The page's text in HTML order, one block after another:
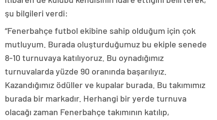
şu bilgileri verdi:
“Fenerbahçe futbol ekibine sahip olduğum için çok
mutluyum. Burada oluşturduğumuz bu ekiple senede
8-10 turnuvaya katılıyoruz. Bu oynadığımız
turnuvalarda yüzde 90 oranında başarılıyız.
Kazandığımız ödüller ve kupalar burada. Bu takımımız
burada bir markadır. Herhangi bir yerde turnuva
olacağı zaman Fenerbahçe takımının katılıp,